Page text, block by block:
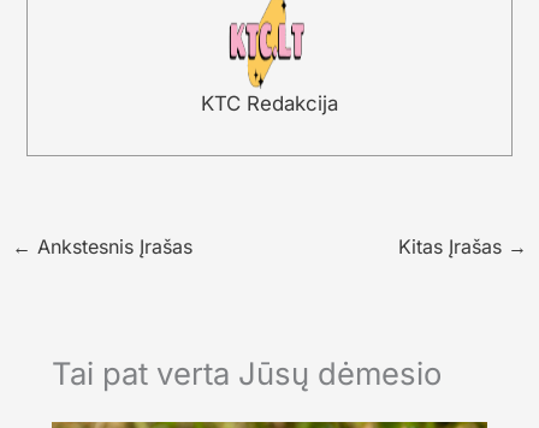
KTC Redakcija
← Ankstesnis Įrašas Kitas Įrašas →
Tai pat verta Jūsų dėmesio